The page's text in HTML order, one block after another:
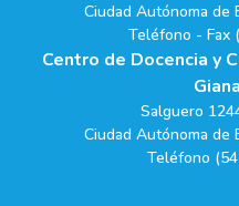
Ciudad Autónoma de
Teléfono - Fax
Centro de Docencia y
Salguero
Ciudad Autónoma de
Teléfono